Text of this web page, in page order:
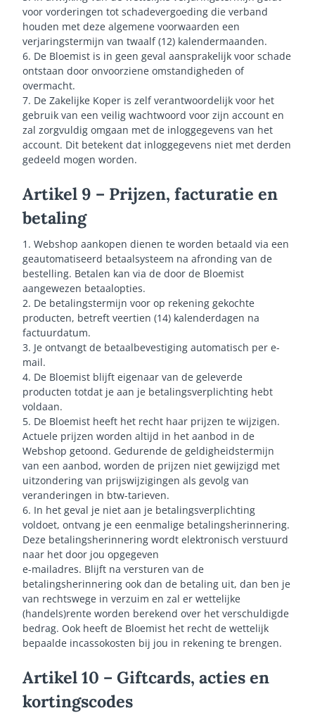
voor vorderingen tot schadevergoeding die verband
houden met deze algemene voorwaarden een
verjaringstermijn van twaalf (12) kalendermaanden.
6. De Bloemist is in geen geval aansprakelijk voor schade
ontstaan door onvoorziene omstandigheden of
overmacht.
7. De Zakelijke Koper is zelf verantwoordelijk voor het
gebruik van een veilig wachtwoord voor zijn account en
zal zorgvuldig omgaan met de inloggegevens van het
account. Dit betekent dat inloggegevens niet met derden
gedeeld mogen worden.
Artikel 9 – Prijzen, facturatie en
betaling
1. Webshop aankopen dienen te worden betaald via een
geautomatiseerd betaalsysteem na afronding van de
bestelling. Betalen kan via de door de Bloemist
aangewezen betaalopties.
2. De betalingstermijn voor op rekening gekochte
producten, betreft veertien (14) kalenderdagen na
factuurdatum.
3. Je ontvangt de betaalbevestiging automatisch per e-
mail.
4. De Bloemist blijft eigenaar van de geleverde
producten totdat je aan je betalingsverplichting hebt
voldaan.
5. De Bloemist heeft het recht haar prijzen te wijzigen.
Actuele prijzen worden altijd in het aanbod in de
Webshop getoond. Gedurende de geldigheidstermijn
van een aanbod, worden de prijzen niet gewijzigd met
uitzondering van prijswijzigingen als gevolg van
veranderingen in btw-tarieven.
6. In het geval je niet aan je betalingsverplichting
voldoet, ontvang je een eenmalige betalingsherinnering.
Deze betalingsherinnering wordt elektronisch verstuurd
naar het door jou opgegeven
e-mailadres. Blijft na versturen van de
betalingsherinnering ook dan de betaling uit, dan ben je
van rechtswege in verzuim en zal er wettelijke
(handels)rente worden berekend over het verschuldigde
bedrag. Ook heeft de Bloemist het recht de wettelijk
bepaalde incassokosten bij jou in rekening te brengen.
Artikel 10 – Giftcards, acties en
kortingscodes